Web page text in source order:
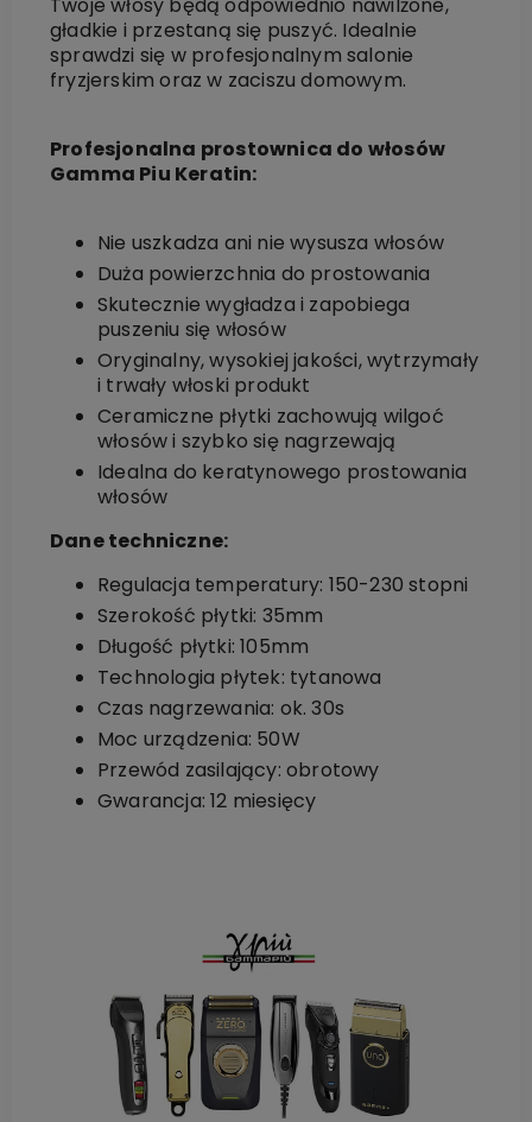
gładkie i przestaną się puszyć. Idealnie
sprawdzi się w profesjonalnym salonie
fryzjerskim oraz w zaciszu domowym.
Profesjonalna prostownica do włosów
Gamma Piu Keratin:
Nie uszkadza ani nie wysusza włosów
Duża powierzchnia do prostowania
Skutecznie wygładza i zapobiega
puszeniu się włosów
Oryginalny, wysokiej jakości, wytrzymały
i trwały włoski produkt
Ceramiczne płytki zachowują wilgoć
włosów i szybko się nagrzewają
Idealna do keratynowego prostowania
włosów
Dane techniczne:
Regulacja temperatury: 150-230 stopni
Szerokość płytki: 35mm
Długość płytki: 105mm
Technologia płytek: tytanowa
Czas nagrzewania: ok. 30s
Moc urządzenia: 50W
Przewód zasilający: obrotowy
Gwarancja: 12 miesięcy